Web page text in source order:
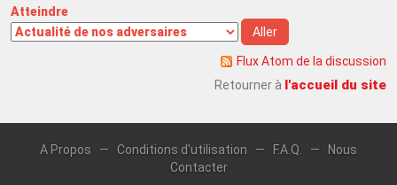
Atteindre
Flux Atom de la discussion
Retourner à l'accueil du site
A Propos — Conditions d'utilisation — F.A.Q. —
Nous
Contacter